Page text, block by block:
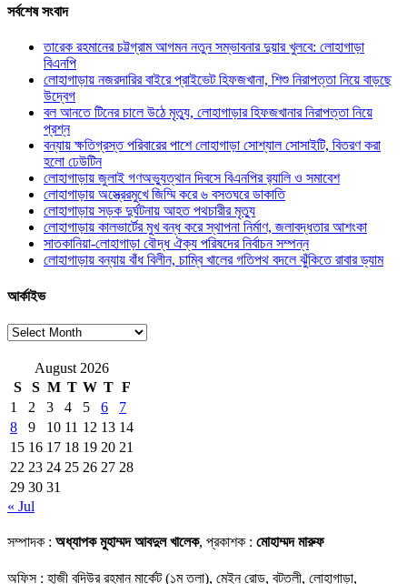
সর্বশেষ সংবাদ
তারেক রহমানের চট্টগ্রাম আগমন নতুন সম্ভাবনার দুয়ার খুলবে: লোহাগাড়া
বিএনপি
লোহাগাড়ায় নজরদারির বাইরে প্রাইভেট হিফজখানা, শিশু নিরাপত্তা নিয়ে বাড়ছে
উদ্বেগ
বল আনতে টিনের চালে উঠে মৃত্যু, লোহাগাড়ার হিফজখানার নিরাপত্তা নিয়ে
প্রশ্ন
বন্যায় ক্ষতিগ্রস্ত পরিবারের পাশে লোহাগাড়া সোশ্যাল সোসাইটি, বিতরণ করা
হলো ঢেউটিন
লোহাগাড়ায় জুলাই গণঅভ্যুত্থান দিবসে বিএনপির র‌্যালি ও সমাবেশ
লোহাগাড়ায় অস্ত্রেরমুখে জিম্মি করে ৬ বসতঘরে ডাকাতি
লোহাগাড়ায় সড়ক দুর্ঘটনায় আহত পথচারীর মৃত্যু
লোহাগাড়ায় কালভার্টের মুখ বন্ধ করে স্থাপনা নির্মাণ, জলাবদ্ধতার আশংকা
সাতকানিয়া-লোহাগাড়া বৌদ্ধ ঐক্য পরিষদের নির্বাচন সম্পন্ন
লোহাগাড়ায় বন্যায় বাঁধ বিলীন, চাম্বি খালের গতিপথ বদলে ঝুঁকিতে রাবার ড্যাম
আর্কাইভ
আর্কাইভ
August 2026
S
S M T W T F
1
2 3 4 5 6
7
8
9 10 11 12 13 14
15 16 17 18 19 20 21
22 23 24 25 26 27 28
29 30 31
« Jul
সম্পাদক : অধ্যাপক মুহাম্মদ আবদুল খালেক, প্রকাশক : মোহাম্মদ মারুফ
অফিস : হাজী বদিউর রহমান মার্কেট (১ম তলা), মেইন রোড, বটতলী, লোহাগাড়া,